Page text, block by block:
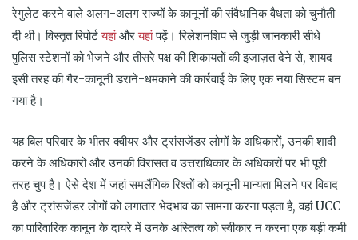
रेगुलेट करने वाले अलग-अलग राज्यों के कानूनों की संवैधानिक वैधता को चुनौती
दी थी। विस्तृत रिपोर्टयहांऔरयहांपढ़ें। रिलेशनशिप से जुड़ी जानकारी सीधे
पुलिस स्टेशनों को भेजने और तीसरे पक्ष की शिकायतों की इजाज़त देने से, शायद
इसी तरह की गैर-कानूनी डराने-धमकाने की कार्रवाई के लिए एक नया सिस्टम बन
गया है।
यह बिल परिवार के भीतर क्वीयर और ट्रांसजेंडर लोगों के अधिकारों, उनकी शादी
करने के अधिकारों और उनकी विरासत व उत्तराधिकार के अधिकारों पर भी पूरी
तरह चुप है। ऐसे देश में जहां समलैंगिक रिश्तों को कानूनी मान्यता मिलने पर विवाद
है और ट्रांसजेंडर लोगों को लगातार भेदभाव का सामना करना पड़ता है, वहां UCC
का पारिवारिक कानून के दायरे में उनके अस्तित्व को स्वीकार न करना एक बड़ी कमी